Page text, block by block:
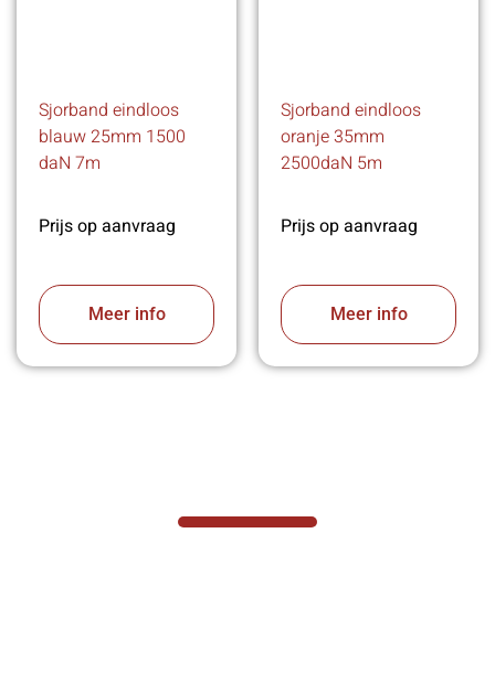
Sjorband eindloos
blauw 25mm 1500
daN 7m
Prijs op aanvraag
Meer info
Sjorband eindloos
oranje 35mm
2500daN 5m
Prijs op aanvraag
Meer info